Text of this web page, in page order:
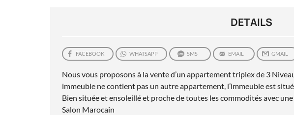
DETAILS
FACEBOOK WHATSAPP SMS EMAIL GMAIL
Nous vous proposons à la vente d’un appartement triplex de 3
immeuble ne contient pas un autre appartement, l’immeuble est
Bien située et ensoleillé et proche de toutes les commodités avec
Salon Marocain